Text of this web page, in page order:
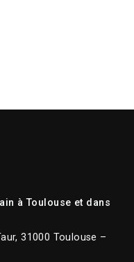
à Toulouse et dans
31000 Toulouse –